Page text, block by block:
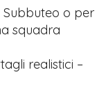
Subbuteo o per
squadra
realistici –